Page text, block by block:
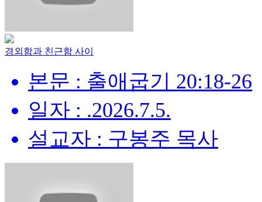
경외함과 친근함 사이
본문 : 출애굽기 20:18-26
일자 : .2026.7.5.
설교자 : 구봉주 목사